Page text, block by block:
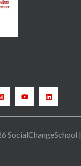
SocialChangeSchool |